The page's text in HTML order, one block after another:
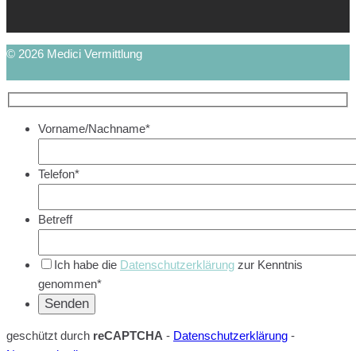
© 2026 Medici Vermittlung
Vorname/Nachname*
Telefon*
Betreff
Ich habe die Datenschutzerklärung zur Kenntnis
genommen*
geschützt durch reCAPTCHA - Datenschutzerklärung -